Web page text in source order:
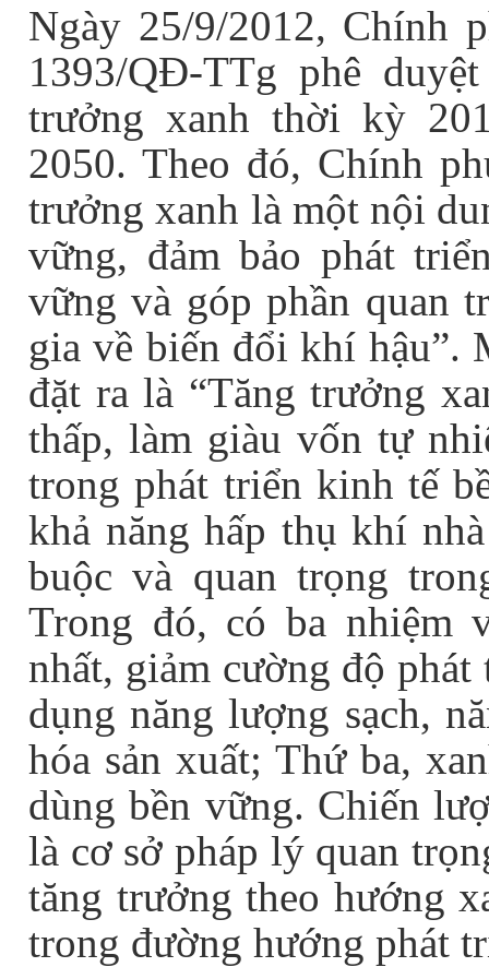
Ngày 25/9/2012, Chính
1393/QĐ-TTg phê
trưởng xanh thời kỳ
2050. Theo đó, Chính
trưởng xanh là một nội
vững, đảm bảo phát
vững và góp phần quan
gia về biến đổi khí hậu”.
đặt ra là “Tăng trưởng
thấp, làm giàu vốn tự
trong phát triển kinh tế
khả năng hấp thụ khí
buộc và quan trọng
Trong đó, có ba nhiệm
nhất, giảm cường độ
dụng năng lượng sạch,
hóa sản xuất; Thứ ba,
dùng bền vững. Chiến
là cơ sở pháp lý quan
tăng trưởng theo hướng
trong đường hướng phát